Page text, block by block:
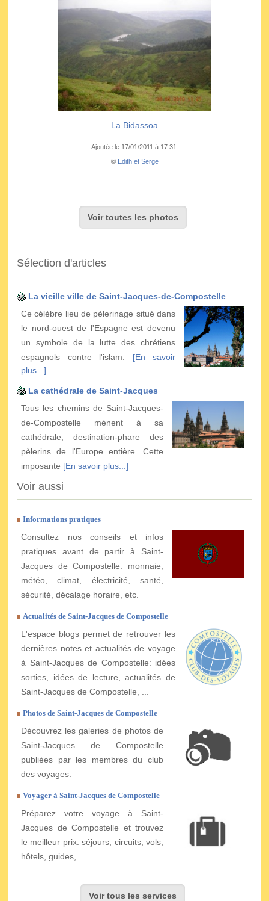
La Bidassoa
Ajoutée le 17/01/2011 à 17:31
© Edith et Serge
Voir toutes les photos
Sélection d'articles
La vieille ville de Saint-Jacques-de-Compostelle
Ce célèbre lieu de pèlerinage situé dans
le nord-ouest de l'Espagne est devenu
un symbole de la lutte des chrétiens
espagnols contre l'islam. [En savoir
plus...]
La cathédrale de Saint-Jacques
Tous les chemins de Saint-Jacques-
de-Compostelle mènent à sa
cathédrale, destination-phare des
pèlerins de l'Europe entière. Cette
imposante [En savoir plus...]
Voir aussi
Informations pratiques
Consultez nos conseils et infos
pratiques avant de partir à Saint-
Jacques de Compostelle: monnaie,
météo, climat, électricité, santé,
sécurité, décalage horaire, etc.
Actualités de Saint-Jacques de Compostelle
L'espace blogs permet de retrouver les
dernières notes et actualités de voyage
à Saint-Jacques de Compostelle: idées
sorties, idées de lecture, actualités de
Saint-Jacques de Compostelle, ...
Photos de Saint-Jacques de Compostelle
Découvrez les galeries de photos de
Saint-Jacques de Compostelle
publiées par les membres du club
des voyages.
Voyager à Saint-Jacques de Compostelle
Préparez votre voyage à Saint-
Jacques de Compostelle et trouvez
le meilleur prix: séjours, circuits, vols,
hôtels, guides, ...
Voir tous les services